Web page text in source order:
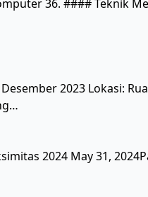
36. #### Teknik
2023 Lokasi:
2024 May 31,